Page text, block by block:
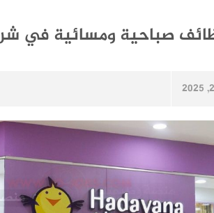
صباحية ومسائية في